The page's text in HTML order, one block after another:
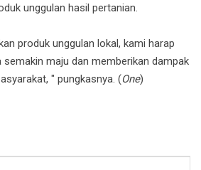
unggulan hasil pertanian.
produk unggulan lokal, kami harap
maju dan memberikan dampak
" pungkasnya. (One)